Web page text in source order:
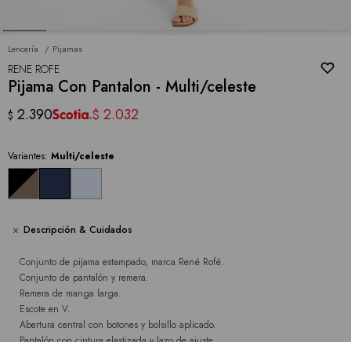
Lencería Pijamas
RENE ROFE
Pijama Con Pantalon - Multi/celeste
$ 2.390 $ 2.032
Variantes: Multi/celeste
Descripción & Cuidados
Conjunto de pijama estampado, marca René Rofé.
Conjunto de pantalón y remera.
Remera de manga larga.
Escote en V.
Abertura central con botones y bolsillo aplicado.